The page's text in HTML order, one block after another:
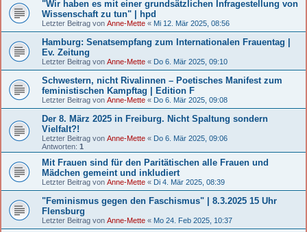
"Wir haben es mit einer grundsätzlichen Infragestellung von
Wissenschaft zu tun" | hpd
Letzter Beitrag von Anne-Mette « Mi 12. Mär 2025, 08:56
Hamburg: Senatsempfang zum Internationalen Frauentag |
Ev. Zeitung
Letzter Beitrag von Anne-Mette « Do 6. Mär 2025, 09:10
Schwestern, nicht Rivalinnen – Poetisches Manifest zum
feministischen Kampftag | Edition F
Letzter Beitrag von Anne-Mette « Do 6. Mär 2025, 09:08
Der 8. März 2025 in Freiburg. Nicht Spaltung sondern
Vielfalt?!
Letzter Beitrag von Anne-Mette « Do 6. Mär 2025, 09:06
Antworten: 1
Mit Frauen sind für den Paritätischen alle Frauen und
Mädchen gemeint und inkludiert
Letzter Beitrag von Anne-Mette « Di 4. Mär 2025, 08:39
"Feminismus gegen den Faschismus" | 8.3.2025 15 Uhr
Flensburg
Letzter Beitrag von Anne-Mette « Mo 24. Feb 2025, 10:37